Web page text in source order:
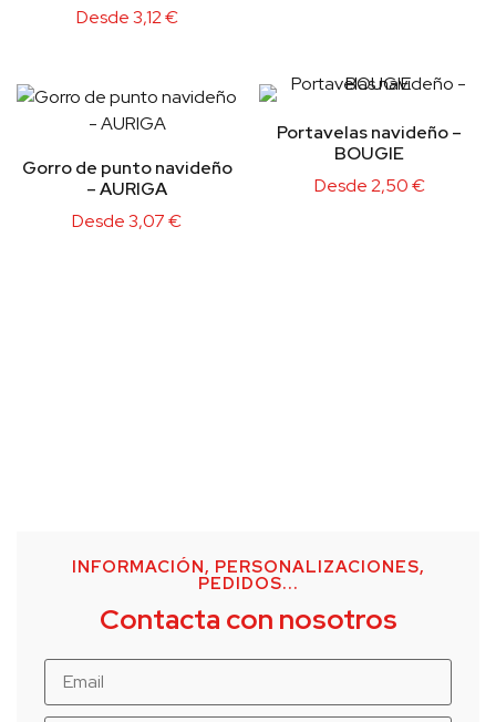
Desde3,12€
Gorro de punto navideño
– AURIGA
Desde3,07€
Portavelas navideño –
BOUGIE
Desde2,50€
INFORMACIÓN, PERSONALIZACIONES,
PEDIDOS...
Contacta con nosotros